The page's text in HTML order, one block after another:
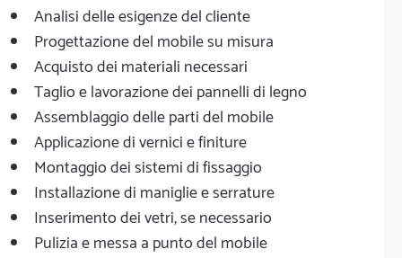
Analisi delle esigenze del cliente
Progettazione del mobile su misura
Acquisto dei materiali necessari
Taglio e lavorazione dei pannelli di legno
Assemblaggio delle parti del mobile
Applicazione di vernici e finiture
Montaggio dei sistemi di fissaggio
Installazione di maniglie e serrature
Inserimento dei vetri, se necessario
Pulizia e messa a punto del mobile